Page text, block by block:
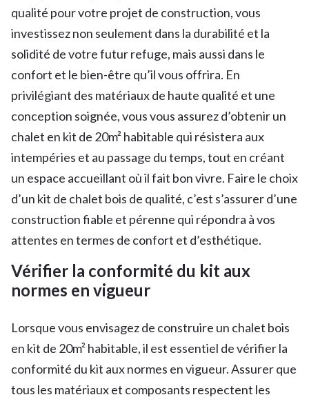
qualité pour votre projet de construction, vous
investissez non seulement dans la durabilité et la
solidité de votre futur refuge, mais aussi dans le
confort et le bien-être qu’il vous offrira. En
privilégiant des matériaux de haute qualité et une
conception soignée, vous vous assurez d’obtenir un
chalet en kit de 20m² habitable qui résistera aux
intempéries et au passage du temps, tout en créant
un espace accueillant où il fait bon vivre. Faire le choix
d’un kit de chalet bois de qualité, c’est s’assurer d’une
construction fiable et pérenne qui répondra à vos
attentes en termes de confort et d’esthétique.
Vérifier la conformité du kit aux
normes en vigueur
Lorsque vous envisagez de construire un chalet bois
en kit de 20m² habitable, il est essentiel de vérifier la
conformité du kit aux normes en vigueur. Assurer que
tous les matériaux et composants respectent les